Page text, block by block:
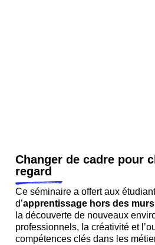
Changer de cadre pour
regard
Ce séminaire a offert aux
d’apprentissage hors des murs
la découverte de nouveaux
professionnels, la créativité et
compétences clés dans les